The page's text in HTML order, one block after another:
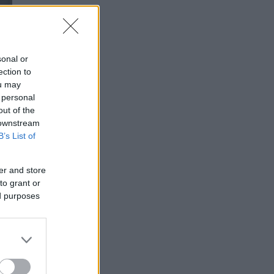
or
to
may
of the
List of
and store
grant or
purposes